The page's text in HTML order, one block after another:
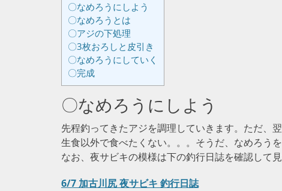
〇なめろうにしよう
〇なめろうとは
〇アジの下処理
〇3枚おろしと皮引き
〇なめろうにしていく
〇完成
〇なめろうにしよう
先程釣ってきたアジを調理していきます。ただ、
生食以外で食べたくない。。。そうだ、なめろう
なお、夜サビキの模様は下の釣行日誌を確認して見
6/7 加古川尻 夜サビキ 釣行日誌